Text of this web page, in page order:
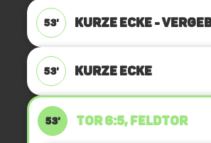
53' KURZE ECKE -
53' KURZE ECKE
53' TOR 6:5, FELDTOR